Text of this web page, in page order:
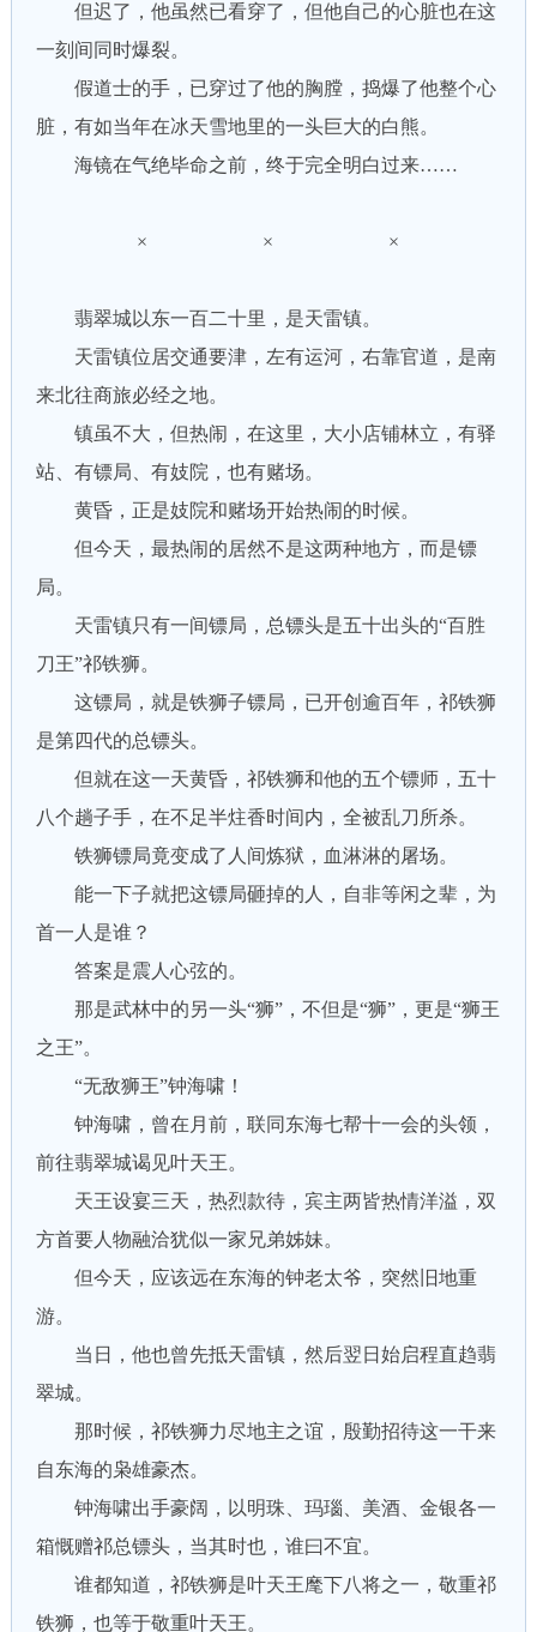
但迟了，他虽然已看穿了，但他自己的心脏也在这
一刻间同时爆裂。
假道士的手，已穿过了他的胸膛，捣爆了他整个心
脏，有如当年在冰天雪地里的一头巨大的白熊。
海镜在气绝毕命之前，终于完全明白过来……
× × ×
翡翠城以东一百二十里，是天雷镇。
天雷镇位居交通要津，左有运河，右靠官道，是南
来北往商旅必经之地。
镇虽不大，但热闹，在这里，大小店铺林立，有驿
站、有镖局、有妓院，也有赌场。
黄昏，正是妓院和赌场开始热闹的时候。
但今天，最热闹的居然不是这两种地方，而是镖
局。
天雷镇只有一间镖局，总镖头是五十出头的“百胜
刀王”祁铁狮。
这镖局，就是铁狮子镖局，已开创逾百年，祁铁狮
是第四代的总镖头。
但就在这一天黄昏，祁铁狮和他的五个镖师，五十
八个趟子手，在不足半炷香时间内，全被乱刀所杀。
铁狮镖局竟变成了人间炼狱，血淋淋的屠场。
能一下子就把这镖局砸掉的人，自非等闲之辈，为
首一人是谁？
答案是震人心弦的。
那是武林中的另一头“狮”，不但是“狮”，更是“狮王
之王”。
“无敌狮王”钟海啸！
钟海啸，曾在月前，联同东海七帮十一会的头领，
前往翡翠城谒见叶天王。
天王设宴三天，热烈款待，宾主两皆热情洋溢，双
方首要人物融洽犹似一家兄弟姊妹。
但今天，应该远在东海的钟老太爷，突然旧地重
游。
当日，他也曾先抵天雷镇，然后翌日始启程直趋翡
翠城。
那时候，祁铁狮力尽地主之谊，殷勤招待这一干来
自东海的枭雄豪杰。
钟海啸出手豪阔，以明珠、玛瑙、美酒、金银各一
箱慨赠祁总镖头，当其时也，谁曰不宜。
谁都知道，祁铁狮是叶天王麾下八将之一，敬重祁
铁狮，也等于敬重叶天王。